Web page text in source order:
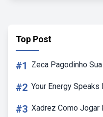
Top Post
#1 Zeca Pagodinho
#2 Your Energy Speaks
#3 Xadrez Como Jogar